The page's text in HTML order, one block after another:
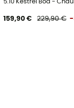
5.10 Kestrel Boa -
159,90 € 229,90 € -